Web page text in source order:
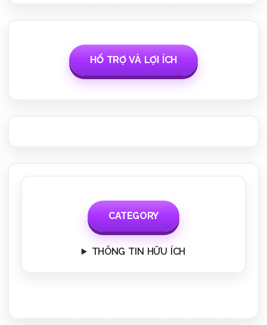
HỔ TRỢ VÀ LỢI ÍCH
CATEGORY
THÔNG TIN HỮU ÍCH